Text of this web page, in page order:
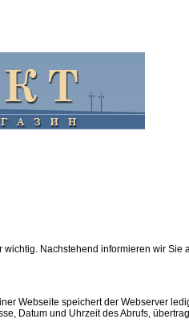
Nachstehend informieren wir Sie
Webseite speichert der Webserver
Datum und Uhrzeit des Abrufs,